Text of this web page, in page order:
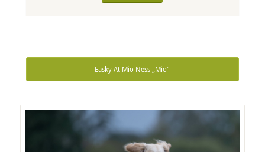
Easky At Mio Ness „Mio“